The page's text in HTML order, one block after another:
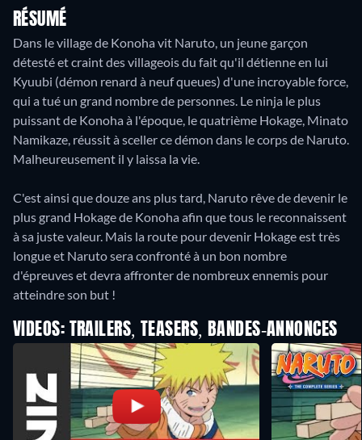
RÉSUMÉ
Dans le village de Konoha vit Naruto, un jeune garçon
détesté et craint des villageois du fait qu'il détienne en lui
Kyuubi (démon renard à neuf queues) d'une incroyable force,
qui a tué un grand nombre de personnes. Le ninja le plus
puissant de Konoha à l'époque, le quatrième Hokage, Minato
Namikaze, réussit à sceller ce démon dans le corps de Naruto.
Malheureusement il y laissa la vie.
C'est ainsi que douze ans plus tard, Naruto rêve de devenir le
plus grand Hokage de Konoha afin que tous le reconnaissent
à sa juste valeur. Mais la route pour devenir Hokage est très
longue et Naruto sera confronté à un bon nombre
d'épreuves et devra affronter de nombreux ennemis pour
atteindre son but !
VIDEOS: TRAILERS, TEASERS, BANDES-ANNONCES